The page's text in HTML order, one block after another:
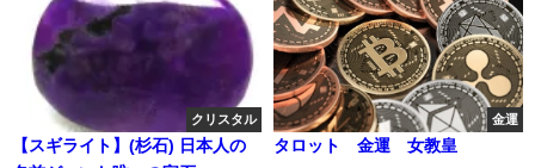
クリスタル
【スギライト】(杉石) 日本人の
金運
タロット 金運 女教皇